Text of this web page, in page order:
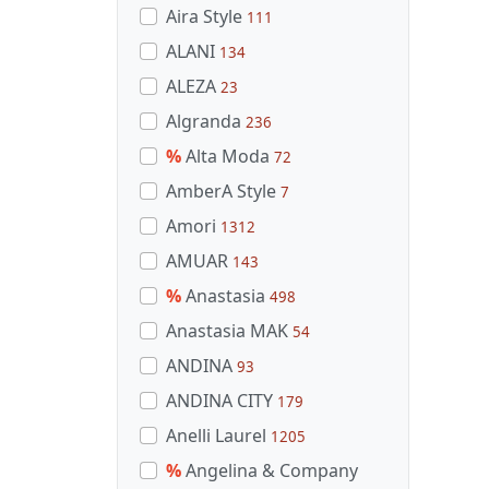
Aira Style 111
ALANI 134
ALEZA 23
Algranda 236
%Alta Moda 72
AmberA Style 7
Amori 1312
AMUAR 143
%Anastasia 498
Anastasia MAK 54
ANDINA 93
ANDINA CITY 179
Anelli Laurel 1205
%Angelina & Company